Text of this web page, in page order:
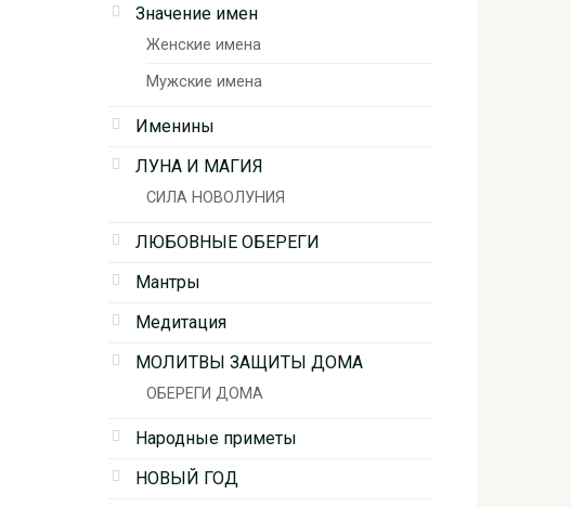
Значение имен
Женские имена
Мужские имена
Именины
ЛУНА И МАГИЯ
СИЛА НОВОЛУНИЯ
ЛЮБОВНЫЕ ОБЕРЕГИ
Мантры
Медитация
МОЛИТВЫ ЗАЩИТЫ ДОМА
ОБЕРЕГИ ДОМА
Народные приметы
НОВЫЙ ГОД